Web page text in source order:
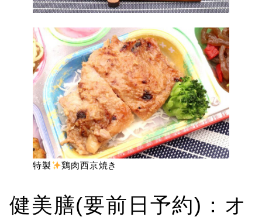
特製 鶏肉西京焼き
健美膳(要前日予約)：オ